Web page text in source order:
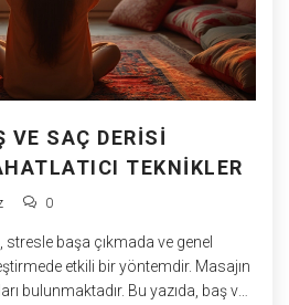
VE SAÇ DERISI
TEKNIKLER
0
stresle başa çıkmada ve genel
etkili bir yöntemdir. Masajın
bulunmaktadır. Bu yazıda, baş ve